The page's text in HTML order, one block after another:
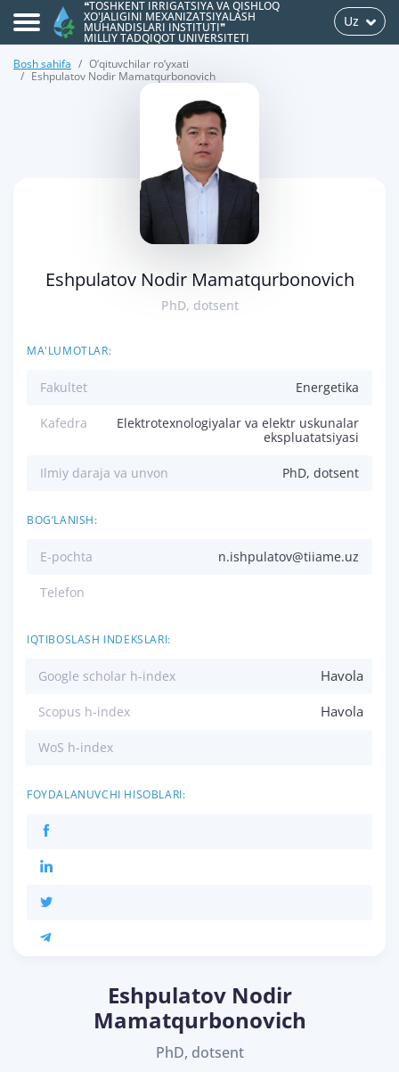
❝TOSHKENT IRRIGATSIYA VA QISHLOQ
XO'JALIGINI MEXANIZATSIYALASH
MUHANDISLARI INSTITUTI❞
MILLIY TADQIQOT UNIVERSITETI
Uz
Bosh sahifa
O‘qituvchilar ro‘yxati
Eshpulatov Nodir Mamatqurbonovich
Eshpulatov Nodir Mamatqurbonovich
PhD, dotsent
MA'LUMOTLAR:
Fakultet Energetika
Kafedra
Elektrotexnologiyalar va elektr uskunalar
ekspluatatsiyasi
Ilmiy daraja va unvon PhD, dotsent
BOG‘LANISH:
E-pochta n.ishpulatov@tiiame.uz
Telefon
IQTIBOSLASH INDEKSLARI:
Google scholar h-index Havola
Scopus h-index Havola
WoS h-index
FOYDALANUVCHI HISOBLARI:
Eshpulatov Nodir
Mamatqurbonovich
PhD, dotsent